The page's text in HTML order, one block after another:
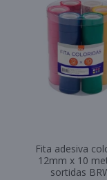
Fita adesiva
12mm x 10
sortidas